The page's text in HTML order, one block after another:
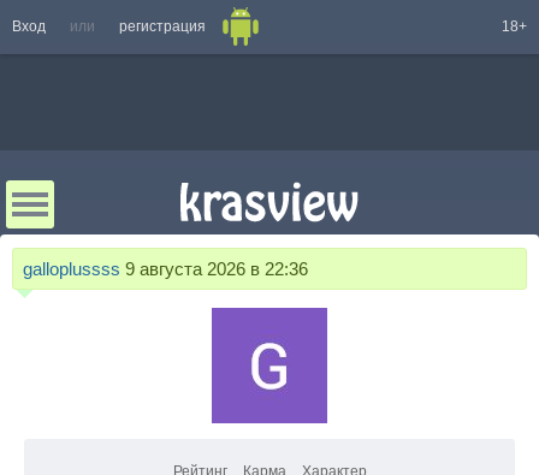
Вход или регистрация 18+
galloplussss 9 августа 2026 в 22:36
Рейтинг Карма Характер